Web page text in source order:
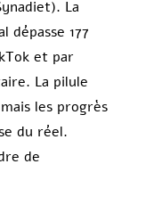
La
dépasse 177
et par
La pilule
les progrès
du réel.
de